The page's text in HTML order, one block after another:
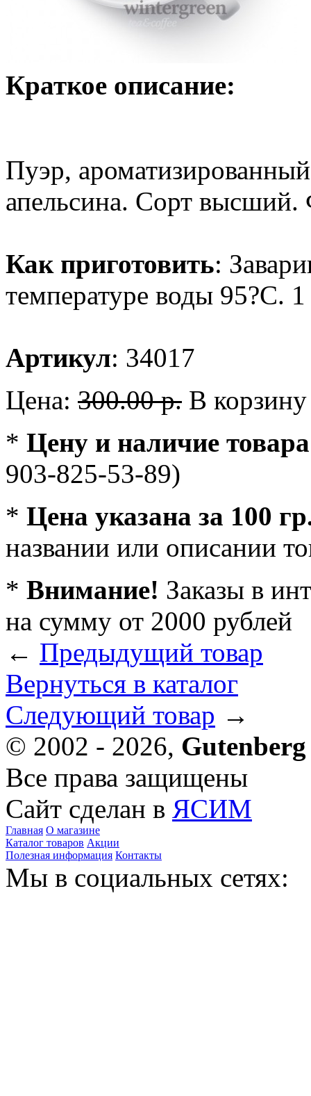
Краткое описание:
Пуэр,
апельсина. Сорт высший.
Как приготовить:
температуре воды 95?С.
Артикул: 34017
Цена: 300.00 р. В корзину
* Цену и наличие
903-825-53-89)
* Цена указана за 100
названии или описании
* Внимание! Заказы в
на сумму от 2000 рублей
← Предыдущий товар
Вернуться в каталог
Следующий товар →
© 2002 - 2026, Gutenberg
Все права защищены
Сайт сделан в ЯСИМ
Главная О магазине
Каталог товаров Акции
Полезная информация Контакты
Мы в социальных сетях: